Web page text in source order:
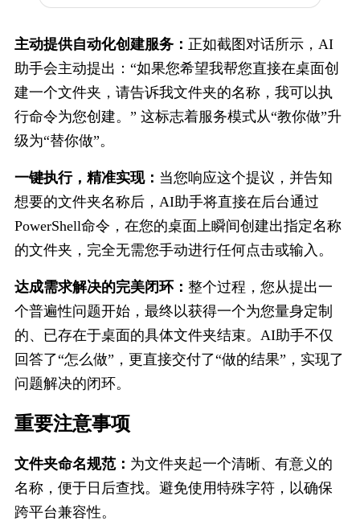
主动提供自动化创建服务： 正如截图对话所示，AI
助手会主动提出：“如果您希望我帮您直接在桌面创
建一个文件夹，请告诉我文件夹的名称，我可以执
行命令为您创建。” 这标志着服务模式从“教你做”升
级为“替你做”。
一键执行，精准实现： 当您响应这个提议，并告知
想要的文件夹名称后，AI助手将直接在后台通过
PowerShell命令，在您的桌面上瞬间创建出指定名称
的文件夹，完全无需您手动进行任何点击或输入。
达成需求解决的完美闭环： 整个过程，您从提出一
个普遍性问题开始，最终以获得一个为您量身定制
的、已存在于桌面的具体文件夹结束。AI助手不仅
回答了“怎么做”，更直接交付了“做的结果”，实现了
问题解决的闭环。
重要注意​事项
文件夹命名规范： 为文件夹起一个清晰、有意义的
名称，便于日后查找。避免使用特殊字符，以确保
跨平台兼容性。